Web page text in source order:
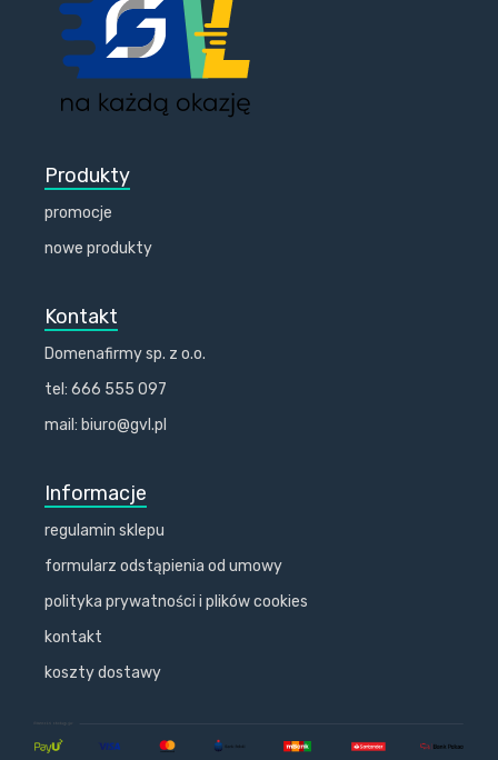
Produkty
promocje
nowe produkty
Kontakt
Domenafirmy sp. z o.o.
tel: 666 555 097
mail: biuro@gvl.pl
Informacje
regulamin sklepu
formularz odstąpienia od umowy
polityka prywatności i plików cookies
kontakt
koszty dostawy